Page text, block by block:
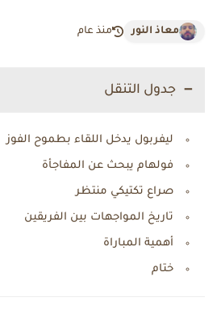
معاذ النور منذ عام
جدول التنقل
ليفربول يدخل اللقاء بطموح الفوز
فولهام يبحث عن المفاجأة
صراع تكتيكي منتظر
تاريخ المواجهات بين الفريقين
أهمية المباراة
ختام